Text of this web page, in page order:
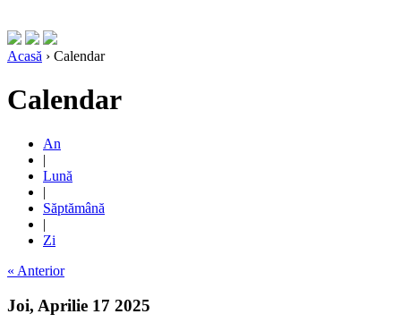
Acasă › Calendar
Calendar
An
|
Lună
|
Săptămână
|
Zi
« Anterior
Joi, Aprilie 17 2025